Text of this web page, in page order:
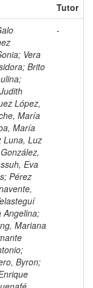
Tutor
Vera
Brito
López,
María
María
Luna, Luz
Eva
Pérez
Angelina;
Mariana
Byron;
-